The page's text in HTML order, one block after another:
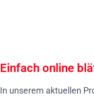
Einfach online
In unserem aktuellen